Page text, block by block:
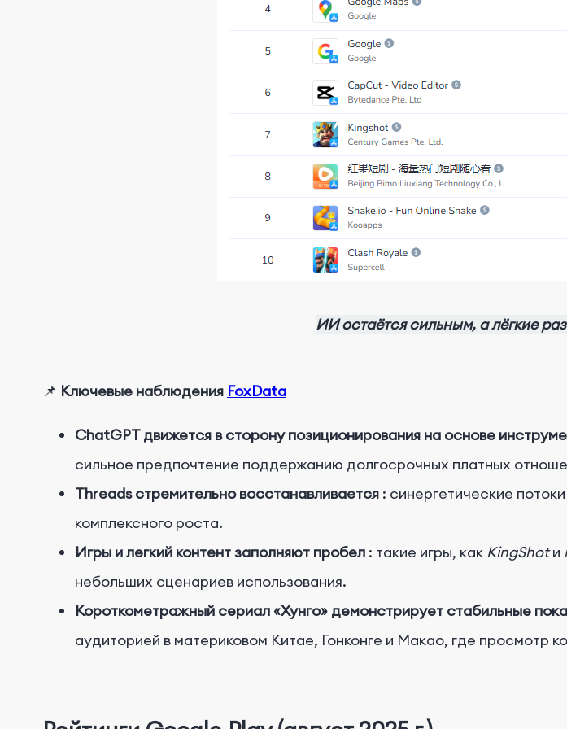
ИИ остаётся сильным, а лёгкие
📌 Ключевые наблюдения FoxData
ChatGPT движется в сторону позиционирования на основе
сильное предпочтение поддержанию долгосрочных платных
Threads стремительно восстанавливается : синергетические
комплексного роста.
Игры и легкий контент заполняют пробел : такие игры, как KingShot и
небольших сценариев использования.
Короткометражный сериал «Хунго» демонстрирует стабильные
аудиторией в материковом Китае, Гонконге и Макао, где просмотр